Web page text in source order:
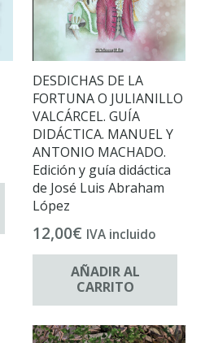
DESDICHAS DE LA
FORTUNA O JULIANILLO
VALCÁRCEL. GUÍA
DIDÁCTICA. MANUEL Y
ANTONIO MACHADO.
Edición y guía didáctica
de José Luis Abraham
López
12,00€ IVA incluido
AÑADIR AL
CARRITO